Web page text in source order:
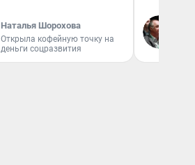
Наталья Шорохова
Открыла кофейную точку на
деньги соцразвития